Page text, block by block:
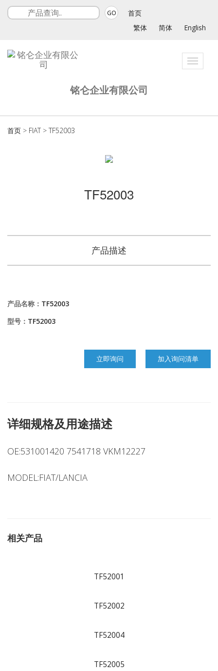
GO
首页
繁体
简体 English
Toggle
铭仑企业有限公司
首页 > FIAT > TF52003
TF52003
产品描述
产品名称： TF52003
型号： TF52003
立即询问 加入询问清单
详细规格及用途描述
OE:531001420 7541718 VKM12227
MODEL:FIAT/LANCIA
相关产品
TF52001
TF52002
TF52004
TF52005